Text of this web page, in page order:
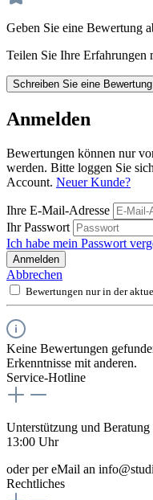
Geben Sie eine Bewertung
Teilen Sie Ihre Erfahrungen
Schreiben Sie eine Bewertung
Anmelden
Bewertungen können nur
werden. Bitte loggen Sie
Account. Neuer Kunde?
Ihre E-Mail-Adresse
Ihr Passwort
Ich habe mein Passwort
Anmelden
Abbrechen
Bewertungen nur in der
Keine Bewertungen
Erkenntnisse mit anderen.
Service-Hotline
Unterstützung und Beratung
13:00 Uhr
oder per eMail an
Rechtliches